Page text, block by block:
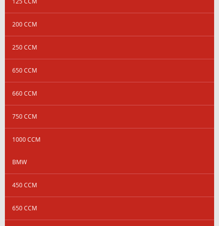
200 CCM
250 CCM
650 CCM
660 CCM
750 CCM
1000 CCM
BMW
450 CCM
650 CCM